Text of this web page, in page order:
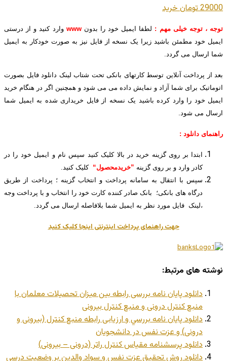
29000 تومان
خريد
توجه ، توجه خیلی مهم : لطفا ایمیل خود را بدون www وارد کنید و از درستی
ایمیل خود مطمئن باشید زیرا یک نسخه از فایل نیز به صورت خودکار به ایمیل
شما ارسال می گردد.
بعد از پرداخت آنلاین توسط کارتهای بانکی تحت شتاب لینک دانلود فایل بصورت
اتوماتیک برای شما آزاد و نمایش داده می می شود و همچنین اگر در هنگام خرید
ایمیل خود را وارد کرده باشید یک نسخه از فایل خریداری شده به ایمیل شما
ارسال می شود.
راهنمای دانلود :
ابتدا بر روی گزینه خرید در بالا کلیک کنید سپس نام و ایمیل خود را در
کادر وارد و بر روی گزینه ”خریدمحصول“ کلیک کنید.
سپس با انتقال به سامانه پرداخت و انتخاب گزینه ؛ پرداخت از طریق
درگاه های بانکی؛ بانک صادر کننده کارت خود را انتخاب و با پرداخت وجه
،لینک فایل مورد نظر به ایمیل شما بلافاصله ارسال می گردد.
جهت راهنمای پرداخت اینترنتی اینجا کلیک کنید
نوشته های مرتبط:
دانلود پایان نامه بررسی رابطه بین میزان تحصیلات معلمان با
منبع کنترل درونی و منبع کنترل بیرونی
دانلود پایان نامه بررسي و ارزیابی رابطه منبع كنترل (بیرونی و
درونی) و عزت نفس در دانشجويان
دانلود پرسشنامه مقیاس کنترل راتر (درونی – بیرونی)
دانلود روش تحقیق عزت نفس و سواد والدين بر وضعيت درسي